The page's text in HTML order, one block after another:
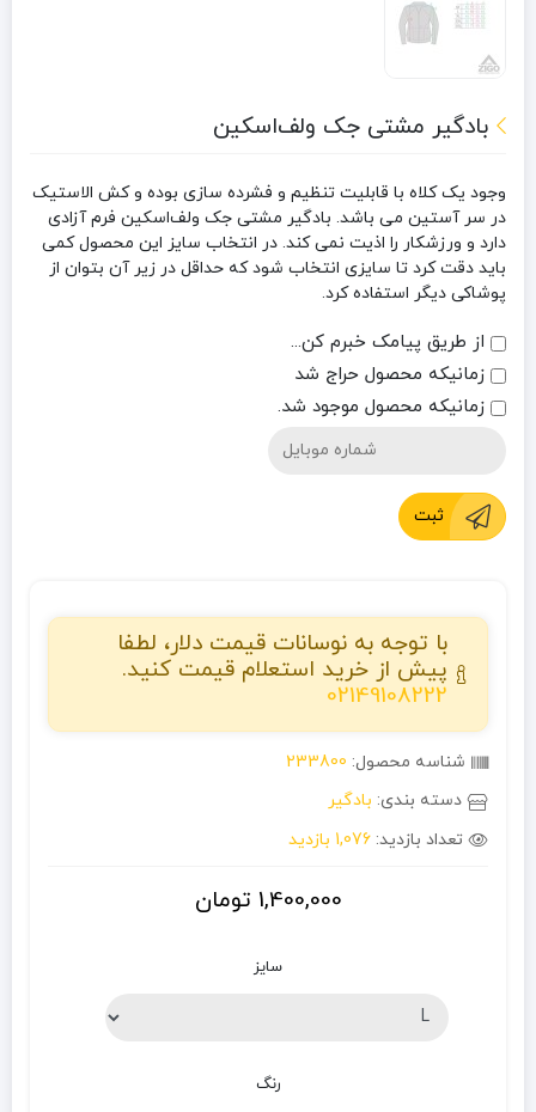
بادگیر مشتی جک ‌ولف‌اسکین
وجود یک کلاه با قابلیت تنظیم و فشرده سازی بوده و کش الاستیک
در سر آستین می باشد. بادگیر مشتی جک ‌ولف‌اسکین فرم آزادی
دارد و ورزشکار را اذیت نمی کند. در انتخاب سایز این محصول کمی
باید دقت کرد تا سایزی انتخاب شود که حداقل در زیر آن بتوان از
پوشاکی دیگر استفاده کرد.
از طریق پیامک خبرم کن...
زمانیکه محصول حراج شد
زمانیکه محصول موجود شد.
ثبت
با توجه به نوسانات قیمت دلار، لطفا
پیش از خرید استعلام قیمت کنید.
02149108222
شناسه محصول: 233800
دسته بندی: بادگیر
تعداد بازدید: 1,076 بازدید
1,400,000 تومان
سایز
رنگ